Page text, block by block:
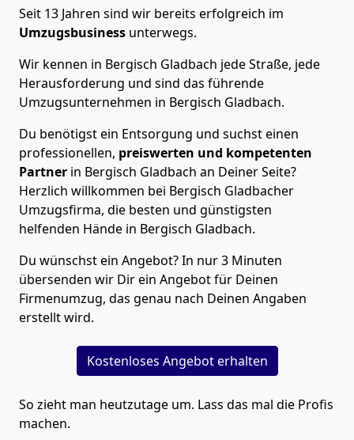
Seit 13 Jahren sind wir bereits erfolgreich im
Umzugsbusiness unterwegs.
Wir kennen in Bergisch Gladbach jede Straße, jede
Herausforderung und sind das führende
Umzugsunternehmen in Bergisch Gladbach.
Du benötigst ein Entsorgung und suchst einen
professionellen, preiswerten und kompetenten
Partner in Bergisch Gladbach an Deiner Seite?
Herzlich willkommen bei Bergisch Gladbacher
Umzugsfirma, die besten und günstigsten
helfenden Hände in Bergisch Gladbach.
Du wünschst ein Angebot? In nur 3 Minuten
übersenden wir Dir ein Angebot für Deinen
Firmenumzug, das genau nach Deinen Angaben
erstellt wird.
Kostenloses Angebot erhalten
So zieht man heutzutage um. Lass das mal die Profis
machen.